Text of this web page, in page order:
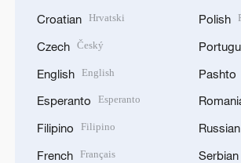
Croatian Hrvatski
Czech Český
English English
Esperanto Esperanto
Filipino Filipino
French Français
Polish
Pashto
Russian
Serbian